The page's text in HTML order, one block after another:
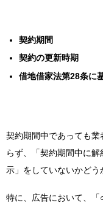
契約期間
契約の更新時期
借地借家法第28条に
契約期間中であっても
らず、「契約期間中に
示」をしていないかどう
特に、広告において、「